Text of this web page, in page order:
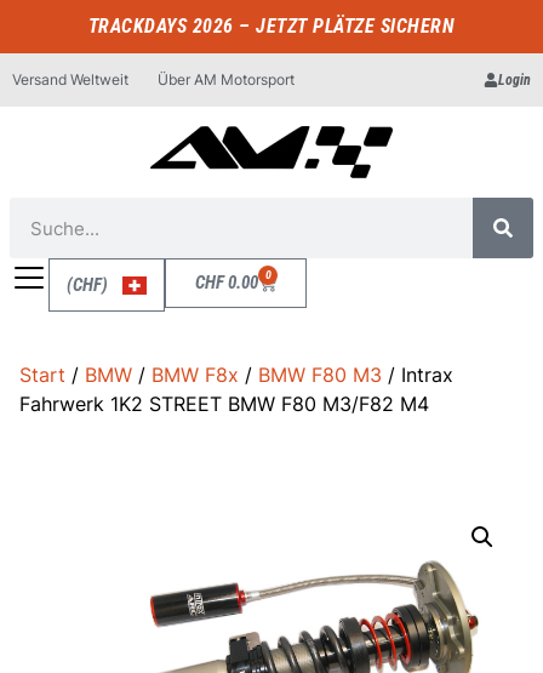
TRACKDAYS 2026 – JETZT PLÄTZE SICHERN
Versand Weltweit Über AM Motorsport Login
(CHF) CHF0.00 0
Start / BMW / BMW F8x / BMW F80 M3 / Intrax
Fahrwerk 1K2 STREET BMW F80 M3/F82 M4